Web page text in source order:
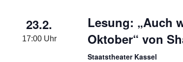
23.2.
17:00 Uhr
Lesung: „Auch
Oktober“ von
Staatstheater Kassel